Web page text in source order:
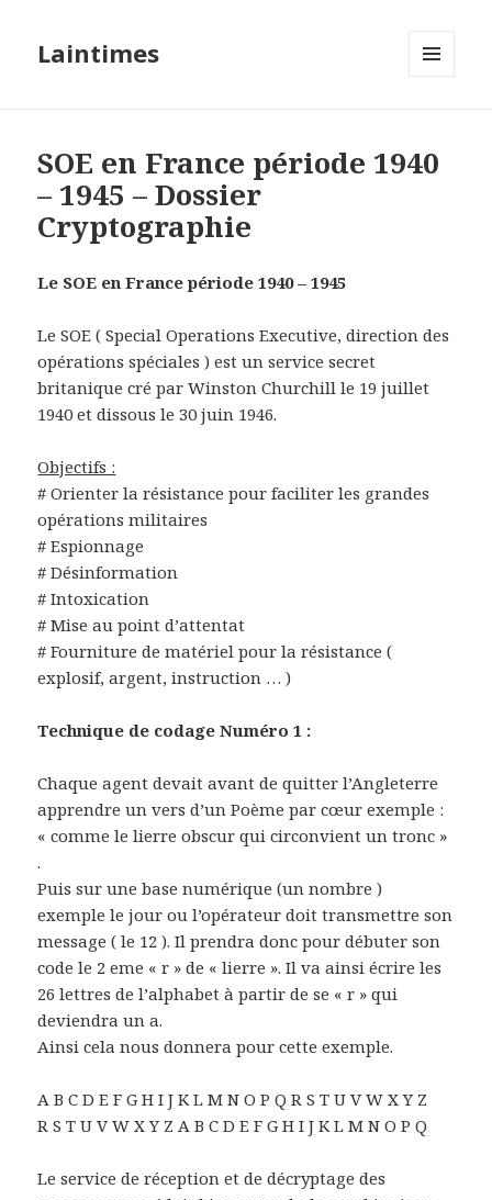
Laintimes
SOE en France période 1940
– 1945 – Dossier
Cryptographie
Le SOE en France période 1940 – 1945
Le SOE ( Special Operations Executive, direction des
opérations spéciales ) est un service secret
britanique cré par Winston Churchill le 19 juillet
1940 et dissous le 30 juin 1946.
Objectifs :
# Orienter la résistance pour faciliter les grandes
opérations militaires
# Espionnage
# Désinformation
# Intoxication
# Mise au point d’attentat
# Fourniture de matériel pour la résistance (
explosif, argent, instruction … )
Technique de codage Numéro 1 :
Chaque agent devait avant de quitter l’Angleterre
apprendre un vers d’un Poème par cœur exemple :
« comme le lierre obscur qui circonvient un tronc »
.
Puis sur une base numérique (un nombre )
exemple le jour ou l’opérateur doit transmettre son
message ( le 12 ). Il prendra donc pour débuter son
code le 2 eme « r » de « lierre ». Il va ainsi écrire les
26 lettres de l’alphabet à partir de se « r » qui
deviendra un a.
Ainsi cela nous donnera pour cette exemple.
A B C D E F G H I J K L M N O P Q R S T U V W X Y Z
R S T U V W X Y Z A B C D E F G H I J K L M N O P Q
Le service de réception et de décryptage des